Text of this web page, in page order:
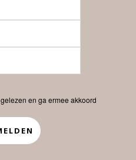
Pro.nl
Contact
en ga ermee akkoord